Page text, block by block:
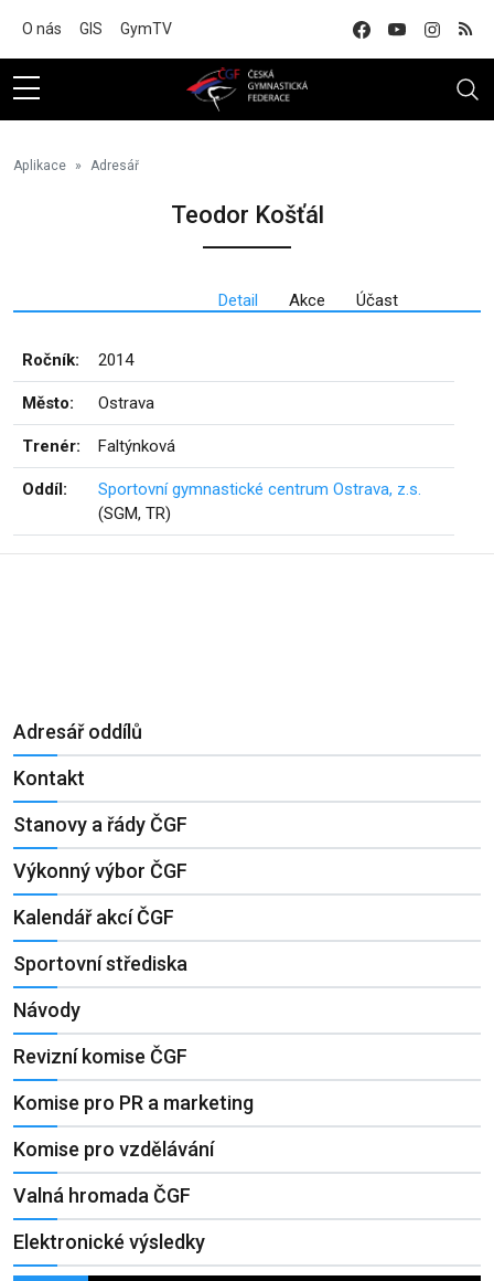
O nás GIS GymTV
Aplikace Adresář
Teodor Košťál
Detail Akce Účast
Ročník: 2014
Město: Ostrava
Trenér: Faltýnková
Oddíl:
Sportovní gymnastické centrum Ostrava, z.s.
(SGM, TR)
Adresář oddílů
Kontakt
Stanovy a řády ČGF
Výkonný výbor ČGF
Kalendář akcí ČGF
Sportovní střediska
Návody
Revizní komise ČGF
Komise pro PR a marketing
Komise pro vzdělávání
Valná hromada ČGF
Elektronické výsledky